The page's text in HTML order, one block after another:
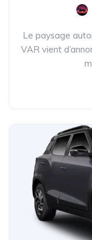
Le paysage
VAR vient